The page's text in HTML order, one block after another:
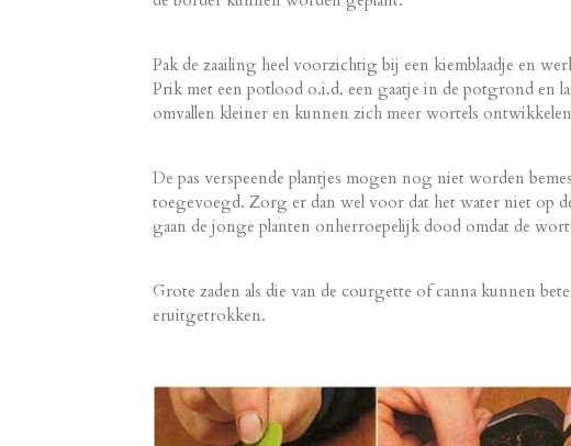
Pak de zaailing heel voorzichtig bij een kiemblaadje en
Prik met een potlood o.i.d. een gaatje in de potgrond en
omvallen kleiner en kunnen zich meer wortels
De pas verspeende plantjes mogen nog niet worden
toegevoegd. Zorg er dan wel voor dat het water niet op
gaan de jonge planten onherroepelijk dood omdat de
Grote zaden als die van de courgette of canna kunnen
eruitgetrokken.